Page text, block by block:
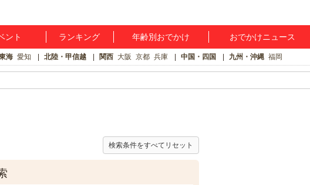
ント ランキング 年齢別おでかけ おでかけニュース
海 愛知 北陸・甲信越 関西 大阪 京都 兵庫 中国・四国 九州・沖縄 福岡
検索条件をすべてリセット